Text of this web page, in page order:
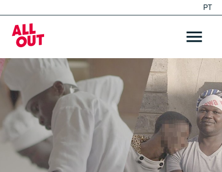
PT
Home
OPEN